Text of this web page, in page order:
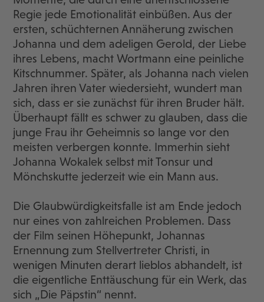
Regie jede Emotionalität einbüßen. Aus der
ersten, schüchternen Annäherung zwischen
Johanna und dem adeligen Gerold, der Liebe
ihres Lebens, macht Wortmann eine peinliche
Kitschnummer. Später, als Johanna nach vielen
Jahren ihren Vater wiedersieht, wundert man
sich, dass er sie zunächst für ihren Bruder hält.
Überhaupt fällt es schwer zu glauben, dass die
junge Frau ihr Geheimnis so lange vor den
meisten verbergen konnte. Immerhin sieht
Johanna Wokalek selbst mit Tonsur und
Mönchskutte jederzeit wie ein Mann aus.
Die Glaubwürdigkeitsfalle ist am Ende jedoch
nur eines von zahlreichen Problemen. Dass
der Film seinen Höhepunkt, Johannas
Ernennung zum Stellvertreter Christi, in
wenigen Minuten derart lieblos abhandelt, ist
die eigentliche Enttäuschung für ein Werk, das
sich „Die Päpstin“ nennt.